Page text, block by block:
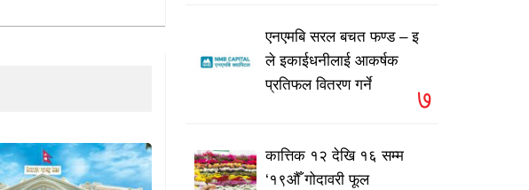
एनएमबि सरल बचत फण्ड – इ
ले इकाईधनीलाई आकर्षक
प्रतिफल वितरण गर्ने
७
कात्तिक १२ देखि १६ सम्म
‘१९औँ गोदावरी फूल